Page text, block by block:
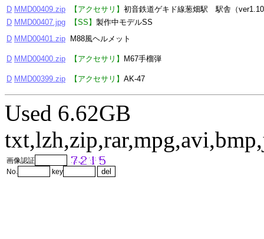
D MMD00409.zip 【アクセサリ】 初音鉄道ゲキド線葱畑駅 駅舎（
D MMD00407.jpg 【SS】 製作中モデルSS
D MMD00401.zip M88風ヘルメット
D MMD00400.zip 【アクセサリ】 M67手榴弾
D MMD00399.zip 【アクセサリ】 AK-47
Used 6.62GB
画像認証
No.
key